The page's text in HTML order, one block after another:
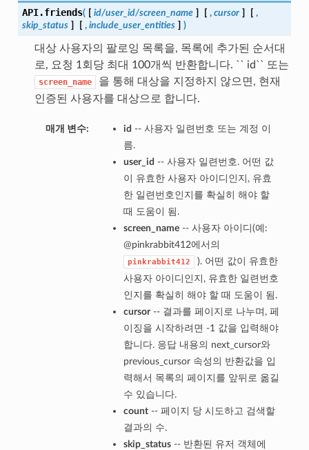
API.friends( [ id/user_id/screen_name ] [ , cursor ] [ ,
skip_status ] [ , include_user_entities ] )
대상 사용자의 팔로잉 목록을, 목록에 추가된 순서대
로, 요청 1회당 최대 100개씩 반환합니다. `` id`` 또는
screen_name
을 통해 대상을 지정하지 않으면, 현재
인증된 사용자를 대상으로 합니다.
매개 변수: id -- 사용자 일련번호 또는 계정 이
름.
user_id -- 사용자 일련번호. 어떤 값
이 유효한 사용자 아이디인지, 유효
한 일련번호인지를 확실히 해야 할
때 도움이 됨.
screen_name-- 사용자 아이디(예:
@pinkrabbit412에서의
pinkrabbit412
). 어떤 값이 유효한
사용자 아이디인지, 유효한 일련번호
인지를 확실히 해야 할 때 도움이 됨.
cursor-- 결과를 페이지로 나누며, 페
이징을 시작하려면 -1 값을 입력해야
합니다. 응답 내용의 next_cursor와
previous_cursor 속성의 반환값을 입
력해서 목록의 페이지를 앞뒤로 옮길
수 있습니다.
count-- 페이지 당 시도하고 검색할
결과의 수.
skip_status-- 반환된 유저 객체에